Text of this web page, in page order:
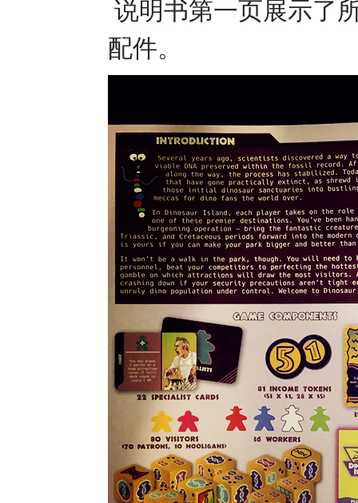
说明书第一页展示了
配件。